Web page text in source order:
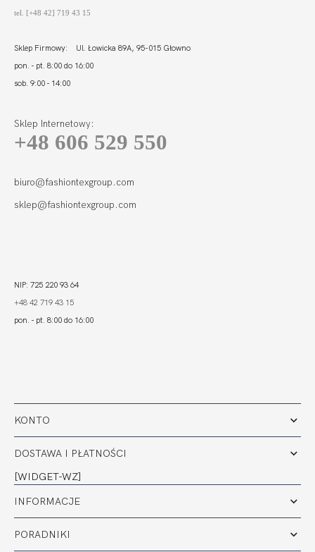
CALIFORNIA SOFT
KONTO
DOSTAWA I PŁATNOŚCI
[WIDGET-WZ]
INFORMACJE
PORADNIKI
tel. [+48 42] 719 43 15
Sklep Firmowy: Ul. Łowicka 89A, 95-015 Głowno
pon. - pt. 8:00 do 16:00
sob. 9:00 - 14:00
Sklep Internetowy:
+48 606 529 550
biuro@fashiontexgroup.com
sklep@fashiontexgroup.com
NIP: 725 220 93 64
+48 42 719 43 15
pon. - pt. 8:00 do 16:00